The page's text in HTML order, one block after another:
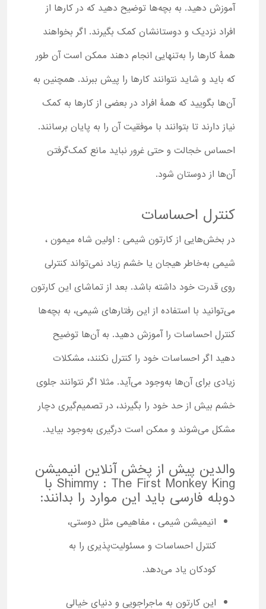
آموزش دهید. به بچه‌ها توضیح دهید که در کارها از
افراد نزدیک و دوستانشان کمک بگیرند. اگر بخواهند
همۀ کارها را به‌تنهایی انجام دهند ممکن است آن طور
که باید و شاید نتوانند کارها را پیش ببرند. همچنین به
آن‌ها بگویید که همۀ افراد در بعضی از کارها به کمک
نیاز دارند تا بتوانند با موفقیت آن را به پایان برسانند.
احساس خجالت و حتی غرور نباید مانع کمک‌گرفتن
آن‌ها از دوستان شود.
کنترل احساسات
در بخش‌هایی از کارتون شیمی : اولین شاه میمون ،
شیمی به‌خاطر هیجان یا خشم زیاد نمی‌تواند کنترلی
روی قدرت خود داشته باشد. بعد از تماشای این کارتون
می‌توانید با استفاده از این رفتارهای شیمی، به بچه‌ها
کنترل احساسات را آموزش دهید. به‌ آن‌ها توضیح
دهید اگر احساسات خود را کنترل نکنند، مشکلات
زیادی برای آن‌ها به‌وجود می‌‌آید. مثلا اگر نتوانند جلوی
خشم بیش از حد خود را بگیرند، در تصمیم‌گیری دچار
مشکل می‌شوند و ممکن است درگیری به‌وجود بیاید.
والدین پیش از پخش آنلاین انیمیشن
Shimmy : The First Monkey King با
دوبله فارسی باید این موارد را بدانند:
انیمیشن شیمی ، مفاهیمی مثل دوستی،
کنترل احساسات و مسئولیت‌پذیری را به
کودکان یاد می‌دهد.
این کارتون به ماجراجویی و دنیای خیالی